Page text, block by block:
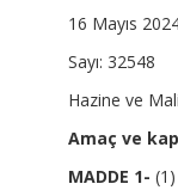
16 Mayıs
Sayı: 32548
Hazine ve
Amaç ve
MADDE 1-